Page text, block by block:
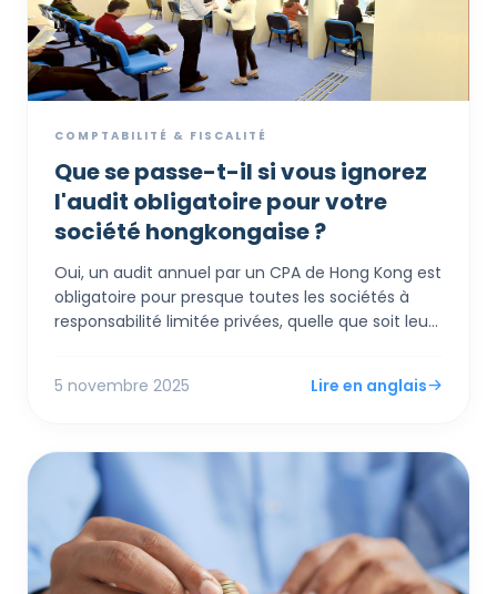
COMPTABILITÉ & FISCALITÉ
Que se passe-t-il si vous ignorez
l'audit obligatoire pour votre
société hongkongaise ?
Oui, un audit annuel par un CPA de Hong Kong est
obligatoire pour presque toutes les sociétés à
responsabilité limitée privées, quelle que soit leur
pas de l'audit ; elle permet d'utiliser une norme
lui-même plus rapide et plus abordable.
5 novembre 2025 Lire en anglais